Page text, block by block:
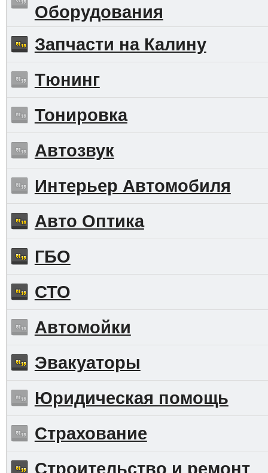
Оборудования
Запчасти на Калину
Тюнинг
Тонировка
Автозвук
Интерьер Автомобиля
Авто Оптика
ГБО
СТО
Автомойки
Эвакуаторы
Юридическая помощь
Страхование
Строительство и ремонт